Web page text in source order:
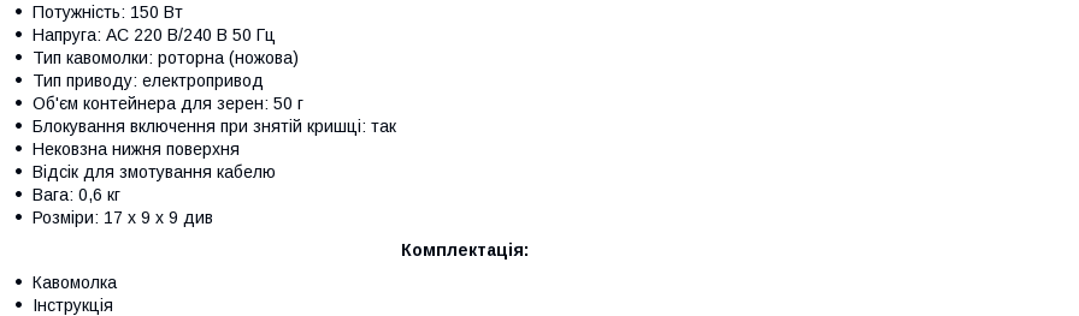
Потужність: 150 Вт
Напруга: AC 220 В/240 В 50 Гц
Тип кавомолки: роторна (ножова)
Тип приводу: електропривод
Об'єм контейнера для зерен: 50 г
Блокування включення при знятій кришці: так
Нековзна нижня поверхня
Відсік для змотування кабелю
Вага: 0,6 кг
Розміри: 17 х 9 х 9 див
Комплектація:
Кавомолка
Інструкція